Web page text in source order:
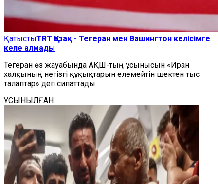
ҚатыстыTRT Қазақ - Тегеран мен Вашингтон келісімге
келе алмады
Тегеран өз жауабында АҚШ-тың ұсынысын «Иран
халқының негізгі құқықтарын елемейтін шектен тыс
талаптар» деп сипаттады.
ҰСЫНЫЛҒАН